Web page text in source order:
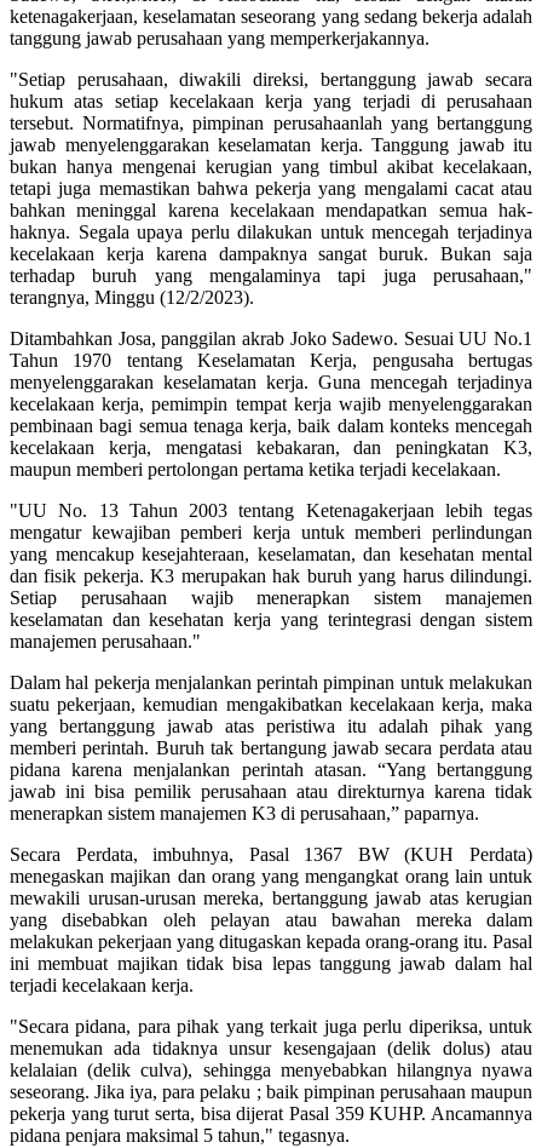
ketenagakerjaan, keselamatan seseorang yang sedang bekerja adalah
tanggung jawab perusahaan yang memperkerjakannya.
"Setiap perusahaan, diwakili direksi, bertanggung jawab secara
hukum atas setiap kecelakaan kerja yang terjadi di perusahaan
tersebut. Normatifnya, pimpinan perusahaanlah yang bertanggung
jawab menyelenggarakan keselamatan kerja. Tanggung jawab itu
bukan hanya mengenai kerugian yang timbul akibat kecelakaan,
tetapi juga memastikan bahwa pekerja yang mengalami cacat atau
bahkan meninggal karena kecelakaan mendapatkan semua hak-
haknya. Segala upaya perlu dilakukan untuk mencegah terjadinya
kecelakaan kerja karena dampaknya sangat buruk. Bukan saja
terhadap buruh yang mengalaminya tapi juga perusahaan,"
terangnya, Minggu (12/2/2023).
Ditambahkan Josa, panggilan akrab Joko Sadewo. Sesuai UU No.1
Tahun 1970 tentang Keselamatan Kerja, pengusaha bertugas
menyelenggarakan keselamatan kerja. Guna mencegah terjadinya
kecelakaan kerja, pemimpin tempat kerja wajib menyelenggarakan
pembinaan bagi semua tenaga kerja, baik dalam konteks mencegah
kecelakaan kerja, mengatasi kebakaran, dan peningkatan K3,
maupun memberi pertolongan pertama ketika terjadi kecelakaan.
"UU No. 13 Tahun 2003 tentang Ketenagakerjaan lebih tegas
mengatur kewajiban pemberi kerja untuk memberi perlindungan
yang mencakup kesejahteraan, keselamatan, dan kesehatan mental
dan fisik pekerja. K3 merupakan hak buruh yang harus dilindungi.
Setiap perusahaan wajib menerapkan sistem manajemen
keselamatan dan kesehatan kerja yang terintegrasi dengan sistem
manajemen perusahaan."
Dalam hal pekerja menjalankan perintah pimpinan untuk melakukan
suatu pekerjaan, kemudian mengakibatkan kecelakaan kerja, maka
yang bertanggung jawab atas peristiwa itu adalah pihak yang
memberi perintah. Buruh tak bertangung jawab secara perdata atau
pidana karena menjalankan perintah atasan. “Yang bertanggung
jawab ini bisa pemilik perusahaan atau direkturnya karena tidak
menerapkan sistem manajemen K3 di perusahaan,” paparnya.
Secara Perdata, imbuhnya, Pasal 1367 BW (KUH Perdata)
menegaskan majikan dan orang yang mengangkat orang lain untuk
mewakili urusan-urusan mereka, bertanggung jawab atas kerugian
yang disebabkan oleh pelayan atau bawahan mereka dalam
melakukan pekerjaan yang ditugaskan kepada orang-orang itu. Pasal
ini membuat majikan tidak bisa lepas tanggung jawab dalam hal
terjadi kecelakaan kerja.
"Secara pidana, para pihak yang terkait juga perlu diperiksa, untuk
menemukan ada tidaknya unsur kesengajaan (delik dolus) atau
kelalaian (delik culva), sehingga menyebabkan hilangnya nyawa
seseorang. Jika iya, para pelaku ; baik pimpinan perusahaan maupun
pekerja yang turut serta, bisa dijerat Pasal 359 KUHP. Ancamannya
pidana penjara maksimal 5 tahun," tegasnya.